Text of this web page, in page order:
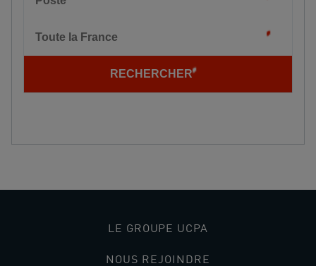
Toute la France
RECHERCHER
LE GROUPE UCPA
NOUS REJOINDRE